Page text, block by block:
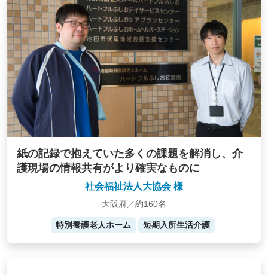
紙の記録で抱えていた多くの課題を解消し、介
護現場の情報共有がより確実なものに
社会福祉法人大協会 様
大阪府／約160名
特別養護老人ホーム 短期入所生活介護